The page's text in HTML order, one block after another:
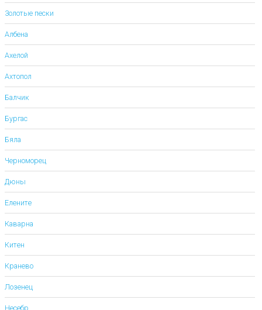
Золотые пески
Албена
Ахелой
Ахтопол
Балчик
Бургас
Бяла
Черноморец
Дюны
Елените
Каварна
Китен
Кранево
Лозенец
Несебр